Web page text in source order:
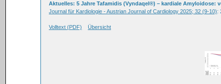
Aktuelles: 5 Jahre Tafamidis (Vyndaqel®) – kardiale
Journal für Kardiologie - Austrian Journal of Cardiology 2025; 32 (9-10):
Volltext (PDF) Übersicht